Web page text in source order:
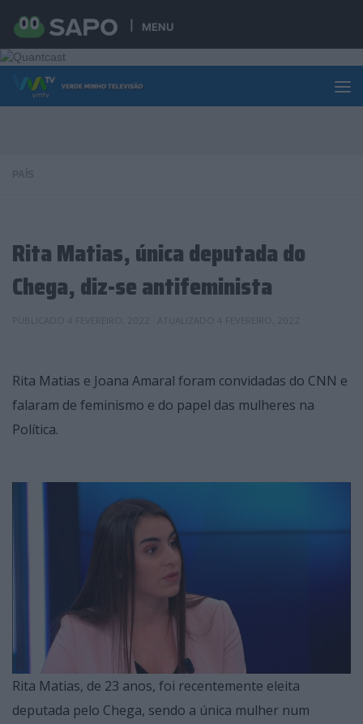
MENU
Skip to content
Rita Matias, única deputada do
Chega, diz-se antifeminista
Rita Matias e Joana Amaral foram convidadas do CNN e
falaram de feminismo e do papel das mulheres na
Política.
Rita Matias, de 23 anos, foi recentemente eleita
deputada pelo Chega, sendo a única mulher num